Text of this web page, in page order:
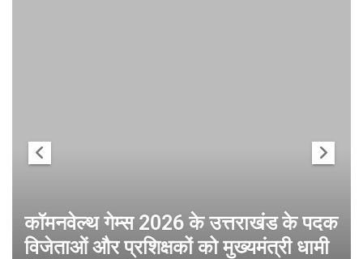
कॉमनवेल्थ गेम्स 2026 के उत्तराखंड के पदक
विजेताओं और प्रशिक्षकों को मुख्यमंत्री धामी